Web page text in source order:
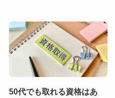
50代でも取れる資格はあ